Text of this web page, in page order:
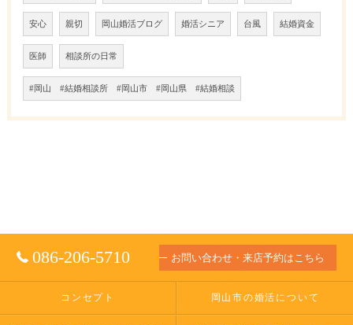
安心 親切 岡山婚活ブログ 婚活シニア 台風 結婚資金
医師 相談所の日常
#岡山 #結婚相談所 #岡山市 #岡山県 #結婚相談
086-206-5710 お問い合わせ・来店予約はこちら
コンセプト 岡山市の婚活について